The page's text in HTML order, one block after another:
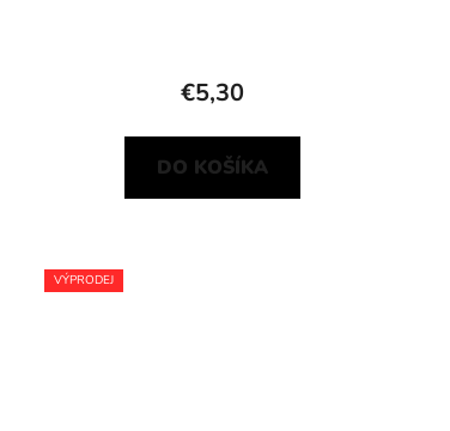
€5,30
DO KOŠÍKA
VÝPRODEJ